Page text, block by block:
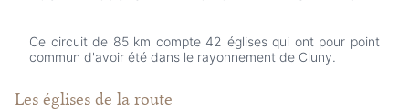
Ce circuit de 85 km compte 42 églises qui ont pour point
commun d'avoir été dans le rayonnement de Cluny.
Les églises de la route